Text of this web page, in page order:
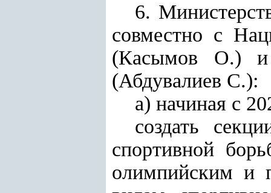
6.
совместно с
(Касымов О.) и
(Абдувалиев С.):
а) начиная с
создать
спортивной
олимпийским и